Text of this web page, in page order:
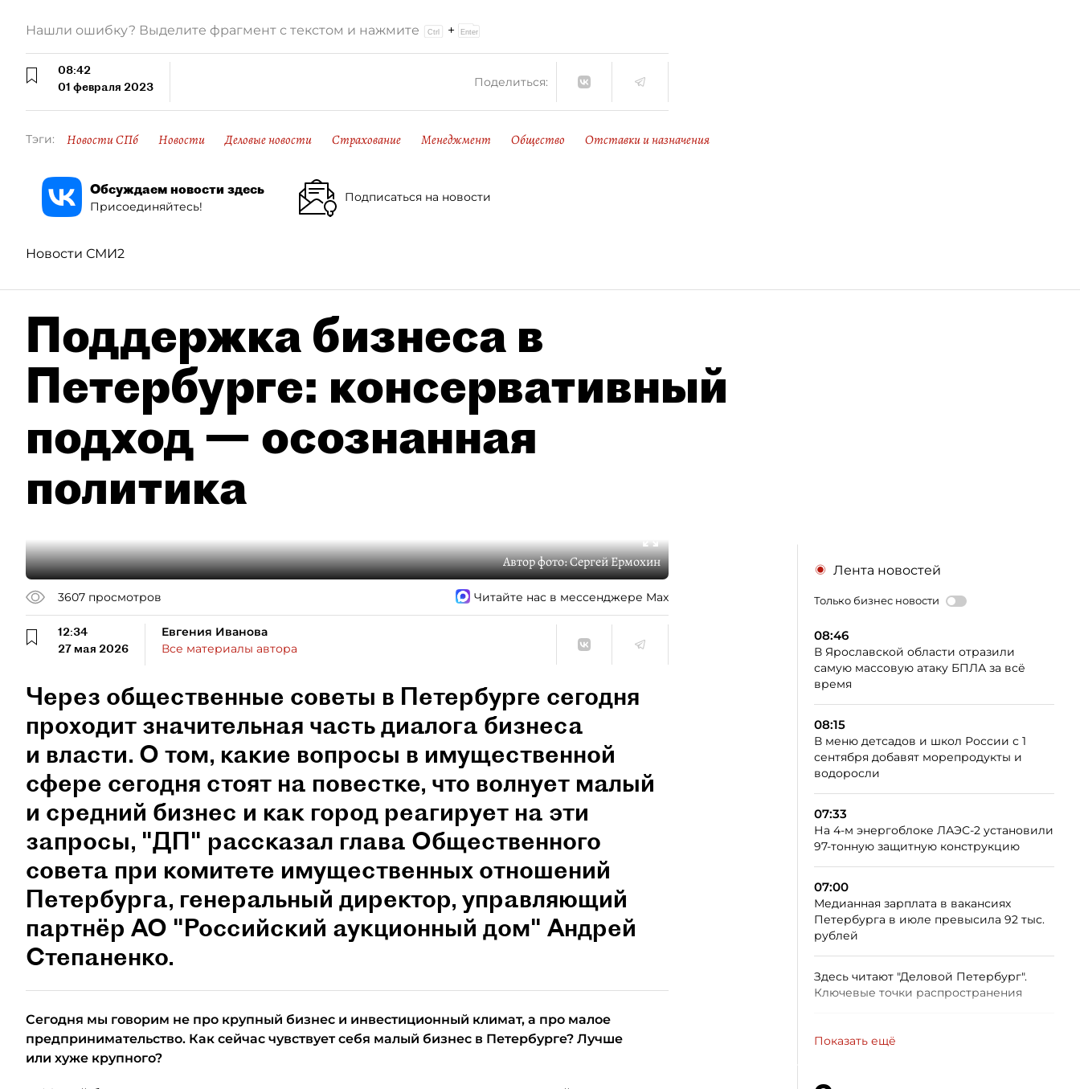
Нашли ошибку? Выделите фрагмент с текстом и нажмите +
08:42
01 февраля 2023
Поделиться:
Тэги: Новости СПб Новости Деловые новости Страхование Менеджмент Общество Отставки и назначения
Обсуждаем новости здесь
Присоединяйтесь!
Подписаться на новости
Новости СМИ2
Поддержка бизнеса в
Петербурге: консервативный
подход — осознанная
политика
Автор фото:Сергей Ермохин
3607 просмотров Читайте нас в мессенджере Max
12:34
27 мая 2026
Евгения Иванова
Все материалы автора
Через общественные советы в Петербурге сегодня
проходит значительная часть диалога бизнеса
и власти. О том, какие вопросы в имущественной
сфере сегодня стоят на повестке, что волнует малый
и средний бизнес и как город реагирует на эти
запросы, "ДП" рассказал глава Общественного
совета при комитете имущественных отношений
Петербурга, генеральный директор, управляющий
партнёр АО "Российский аукционный дом" Андрей
Степаненко.
Сегодня мы говорим не про крупный бизнес и инвестиционный климат, а про малое
предпринимательство. Как сейчас чувствует себя малый бизнес в Петербурге? Лучше
или хуже крупного?
Лента новостей
Только бизнес новости
08:46
В Ярославской области отразили
самую массовую атаку БПЛА за всё
время
08:15
В меню детсадов и школ России с 1
сентября добавят морепродукты и
водоросли
07:33
На 4-м энергоблоке ЛАЭС-2 установили
97-тонную защитную конструкцию
07:00
Медианная зарплата в вакансиях
Петербурга в июле превысила 92 тыс.
рублей
Здесь читают "Деловой Петербург".
Ключевые точки распространения
Показать ещё